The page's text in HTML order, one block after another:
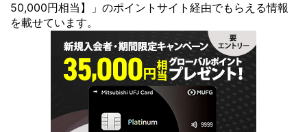
50,000円相当】」のポイントサイト経由でもらえる情報
を載せています。